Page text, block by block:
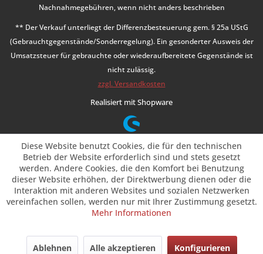
Nachnahmegebühren, wenn nicht anders beschrieben
** Der Verkauf unterliegt der Differenzbesteuerung gem. § 25a UStG
(Gebrauchtgegenstände/Sonderregelung). Ein gesonderter Ausweis der
Umsatzsteuer für gebrauchte oder wiederaufbereitete Gegenstände ist
nicht zulässig.
zzgl. Versandkosten
Realisiert mit Shopware
Diese Website benutzt Cookies, die für den technischen
Betrieb der Website erforderlich sind und stets gesetzt
werden. Andere Cookies, die den Komfort bei Benutzung
dieser Website erhöhen, der Direktwerbung dienen oder die
Interaktion mit anderen Websites und sozialen Netzwerken
vereinfachen sollen, werden nur mit Ihrer Zustimmung gesetzt.
Mehr Informationen
Ablehnen Alle akzeptieren Konfigurieren